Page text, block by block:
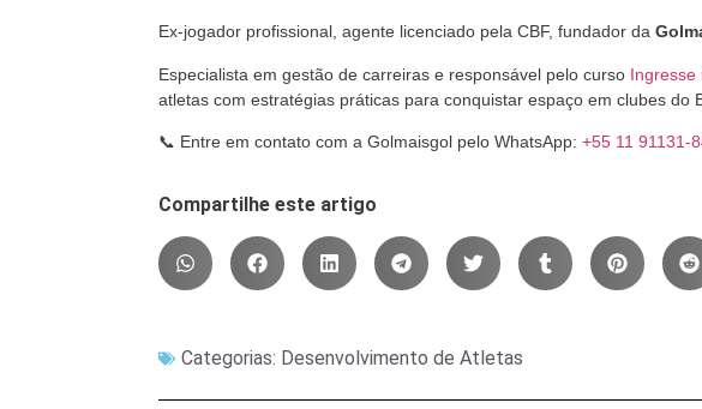
Ex-jogador profissional, agente licenciado pela CBF, fundador da
Especialista em gestão de carreiras e responsável pelo curso Ingresse
atletas com estratégias práticas para conquistar espaço em clubes do
📞 Entre em contato com a Golmaisgol pelo WhatsApp: +55 11 91131-
Compartilhe este artigo
Categorias: Desenvolvimento de Atletas